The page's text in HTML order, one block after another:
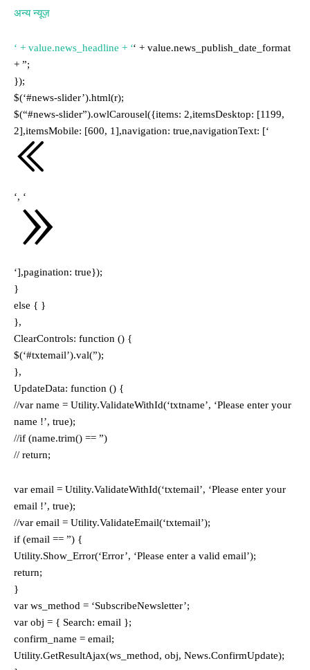
अन्य न्यूज़
‘ + value.news_headline + ‘‘ + value.news_publish_date_format
+ ”;
});
$(‘#news-slider’).html(r);
$(“#news-slider”).owlCarousel({items: 2,itemsDesktop: [1199,
2],itemsMobile: [600, 1],navigation: true,navigationText: [‘
‘, ‘
‘],pagination: true});
}
else { }
},
ClearControls: function () {
$(‘#txtemail’).val(”);
},
UpdateData: function () {
//var name = Utility.ValidateWithId(‘txtname’, ‘Please enter your
name !’, true);
//if (name.trim() == ”)
// return;
var email = Utility.ValidateWithId(‘txtemail’, ‘Please enter your
email !’, true);
//var email = Utility.ValidateEmail(‘txtemail’);
if (email == ”) {
Utility.Show_Error(‘Error’, ‘Please enter a valid email’);
return;
}
var ws_method = ‘SubscribeNewsletter’;
var obj = { Search: email };
confirm_name = email;
Utility.GetResultAjax(ws_method, obj, News.ConfirmUpdate);